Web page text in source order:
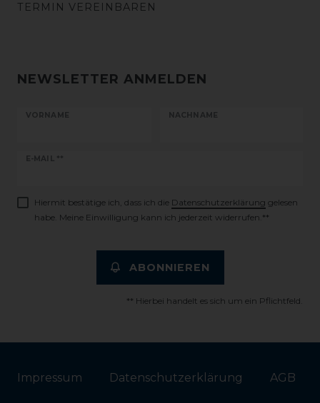
TERMIN VEREINBAREN
NEWSLETTER ANMELDEN
VORNAME NACHNAME
E-MAIL **
Newsletter
Hiermit bestätige ich, dass ich die Daten­schutz­erklärung gelesen
habe. Meine Einwilligung kann ich jederzeit widerrufen.**
ABONNIEREN
** Hierbei handelt es sich um ein Pflichtfeld.
Impressum Daten­schutz­erklärung AGB